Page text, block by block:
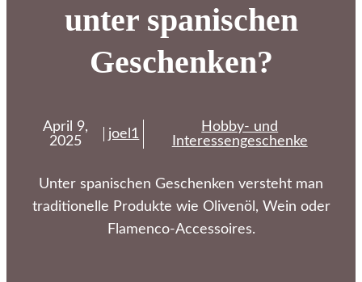
unter spanischen
Geschenken?
April 9,
2025
joel1
Hobby- und
Interessengeschenke
Unter spanischen Geschenken versteht man
traditionelle Produkte wie Olivenöl, Wein oder
Flamenco-Accessoires.